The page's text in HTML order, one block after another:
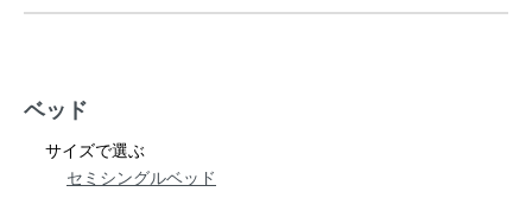
ベッド
サイズで選ぶ
セミシングルベッド